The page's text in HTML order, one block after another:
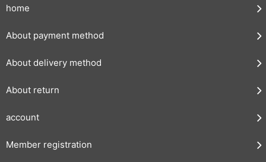
home
About payment method
About delivery method
About return
account
Member registration